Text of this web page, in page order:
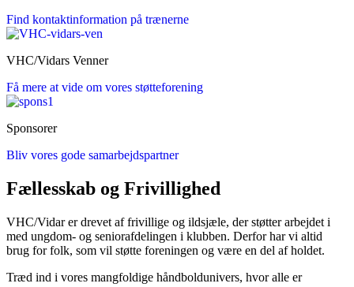
Find kontaktinformation på trænerne
VHC/Vidars Venner
Få mere at vide om vores støtteforening
Sponsorer
Bliv vores gode samarbejdspartner
Fællesskab og Frivillighed
VHC/Vidar er drevet af frivillige og ildsjæle, der støtter arbejdet i
med ungdom- og seniorafdelingen i klubben. Derfor har vi altid
brug for folk, som vil støtte foreningen og være en del af holdet.
Træd ind i vores mangfoldige håndboldunivers, hvor alle er